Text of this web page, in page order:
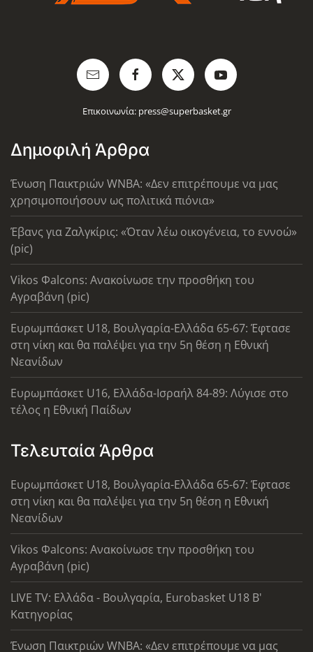
Επικοινωνία: press@superbasket.gr
Δημοφιλή Άρθρα
Ένωση Παικτριών WNBA: «Δεν επιτρέπουμε να μας
χρησιμοποιήσουν ως πολιτικά πιόνια»
Έβανς για Ζαλγκίρις: «Όταν λέω οικογένεια, το εννοώ»
(pic)
Vikos Φalcons: Ανακοίνωσε την προσθήκη του
Αγραβάνη (pic)
Ευρωμπάσκετ U18, Βουλγαρία-Ελλάδα 65-67: Έφτασε
στη νίκη και θα παλέψει για την 5η θέση η Εθνική
Νεανίδων
Ευρωμπάσκετ U16, Ελλάδα-Ισραήλ 84-89: Λύγισε στο
τέλος η Εθνική Παίδων
Τελευταία Άρθρα
Ευρωμπάσκετ U18, Βουλγαρία-Ελλάδα 65-67: Έφτασε
στη νίκη και θα παλέψει για την 5η θέση η Εθνική
Νεανίδων
Vikos Φalcons: Ανακοίνωσε την προσθήκη του
Αγραβάνη (pic)
LIVE TV: Ελλάδα - Βουλγαρία, Eurobasket U18 Β'
Κατηγορίας
Ένωση Παικτριών WNBA: «Δεν επιτρέπουμε να μας